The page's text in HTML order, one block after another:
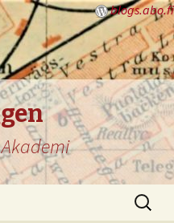
blogs.abo.fi
Sök
efter: